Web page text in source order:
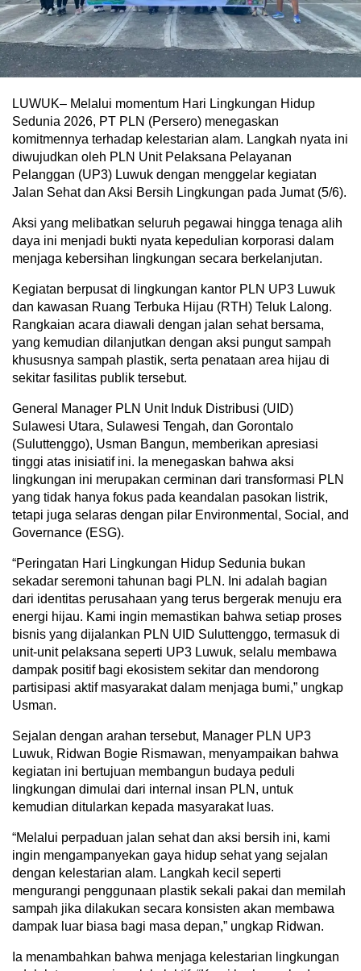
LUWUK– Melalui momentum Hari Lingkungan Hidup
Sedunia 2026, PT PLN (Persero) menegaskan
komitmennya terhadap kelestarian alam. Langkah nyata ini
diwujudkan oleh PLN Unit Pelaksana Pelayanan
Pelanggan (UP3) Luwuk dengan menggelar kegiatan
Jalan Sehat dan Aksi Bersih Lingkungan pada Jumat (5/6).
Aksi yang melibatkan seluruh pegawai hingga tenaga alih
daya ini menjadi bukti nyata kepedulian korporasi dalam
menjaga kebersihan lingkungan secara berkelanjutan.
Kegiatan berpusat di lingkungan kantor PLN UP3 Luwuk
dan kawasan Ruang Terbuka Hijau (RTH) Teluk Lalong.
Rangkaian acara diawali dengan jalan sehat bersama,
yang kemudian dilanjutkan dengan aksi pungut sampah
khususnya sampah plastik, serta penataan area hijau di
sekitar fasilitas publik tersebut.
General Manager PLN Unit Induk Distribusi (UID)
Sulawesi Utara, Sulawesi Tengah, dan Gorontalo
(Suluttenggo), Usman Bangun, memberikan apresiasi
tinggi atas inisiatif ini. Ia menegaskan bahwa aksi
lingkungan ini merupakan cerminan dari transformasi PLN
yang tidak hanya fokus pada keandalan pasokan listrik,
tetapi juga selaras dengan pilar Environmental, Social, and
Governance (ESG).
“Peringatan Hari Lingkungan Hidup Sedunia bukan
sekadar seremoni tahunan bagi PLN. Ini adalah bagian
dari identitas perusahaan yang terus bergerak menuju era
energi hijau. Kami ingin memastikan bahwa setiap proses
bisnis yang dijalankan PLN UID Suluttenggo, termasuk di
unit-unit pelaksana seperti UP3 Luwuk, selalu membawa
dampak positif bagi ekosistem sekitar dan mendorong
partisipasi aktif masyarakat dalam menjaga bumi,” ungkap
Usman.
Sejalan dengan arahan tersebut, Manager PLN UP3
Luwuk, Ridwan Bogie Rismawan, menyampaikan bahwa
kegiatan ini bertujuan membangun budaya peduli
lingkungan dimulai dari internal insan PLN, untuk
kemudian ditularkan kepada masyarakat luas.
“Melalui perpaduan jalan sehat dan aksi bersih ini, kami
ingin mengampanyekan gaya hidup sehat yang sejalan
dengan kelestarian alam. Langkah kecil seperti
mengurangi penggunaan plastik sekali pakai dan memilah
sampah jika dilakukan secara konsisten akan membawa
dampak luar biasa bagi masa depan,” ungkap Ridwan.
Ia menambahkan bahwa menjaga kelestarian lingkungan